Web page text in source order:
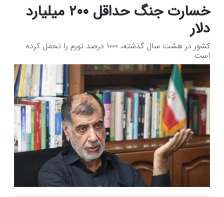
خسارت جنگ حداقل ۲۰۰ میلیارد
دلار
کشور در هشت سال گذشته، ۱۰۰۰ درصد تورم را تحمل کرده
است